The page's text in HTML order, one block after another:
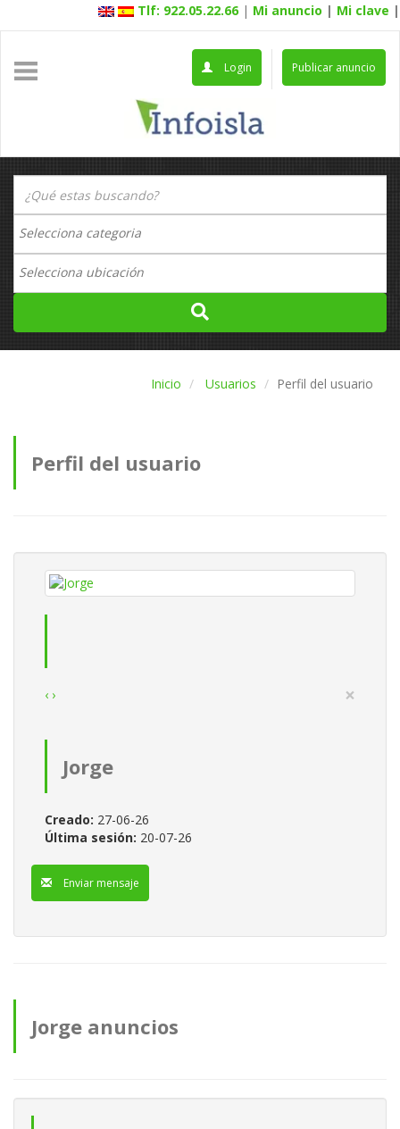
Tlf: 922.05.22.66 | Mi anuncio | Mi clave |
Publicar anuncio
Login
Inicio Usuarios Perfil del usuario
Perfil del usuario
‹ › ×
Jorge
Creado: 27-06-26
Última sesión: 20-07-26
Enviar mensaje
Jorge anuncios